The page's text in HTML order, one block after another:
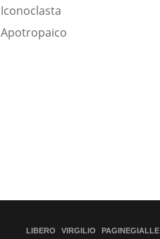
Iconoclasta
Apotropaico
LIBERO VIRGILIO PAGINEGIALLE